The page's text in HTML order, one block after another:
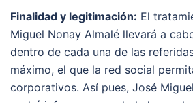
Finalidad y legitimación: El
Miguel Nonay Almalé llevará a
dentro de cada una de las
máximo, el que la red social
corporativos. Así pues, José